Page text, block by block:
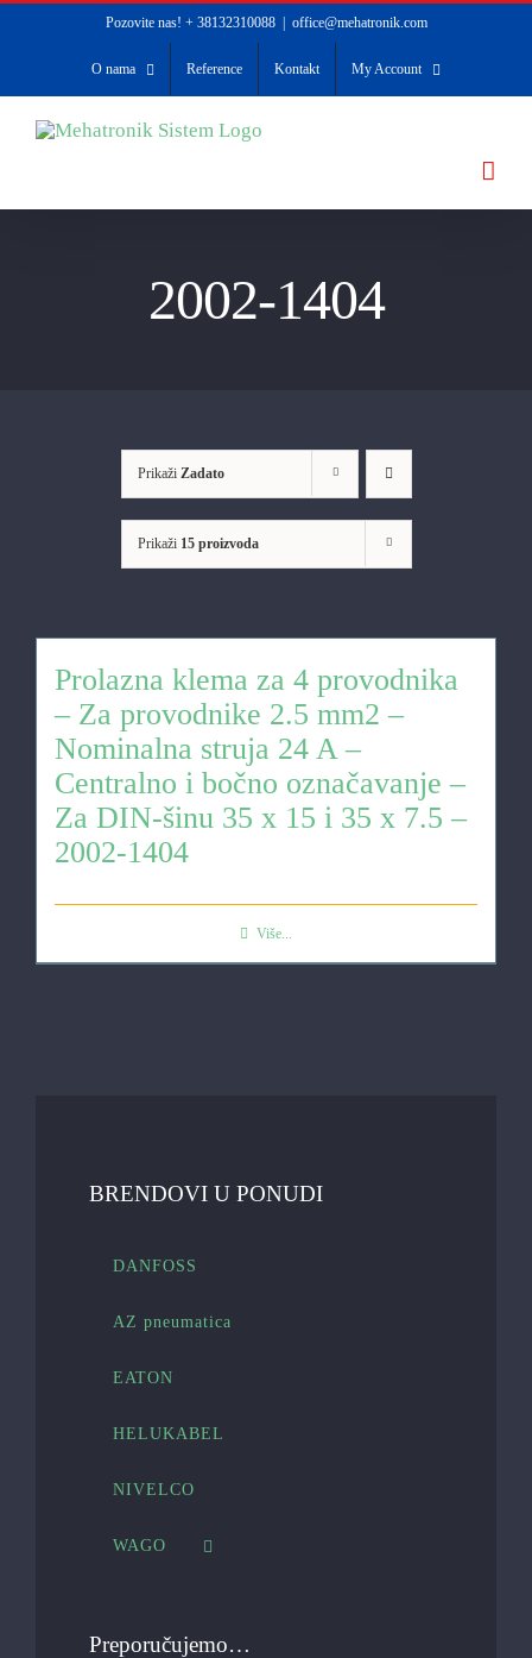
Pozovite nas! + 38132310088 office@mehatronik.com
O nama Reference Kontakt My Account
2002-1404
Prikaži Zadato
Prikaži 15 proizvoda
Prolazna klema za 4 provodnika
– Za provodnike 2.5 mm2 –
Nominalna struja 24 A –
Centralno i bočno označavanje –
Za DIN-šinu 35 x 15 i 35 x 7.5 –
2002-1404
Više...
BRENDOVI U PONUDI
DANFOSS
AZ pneumatica
EATON
HELUKABEL
NIVELCO
WAGO
Preporučujemo…